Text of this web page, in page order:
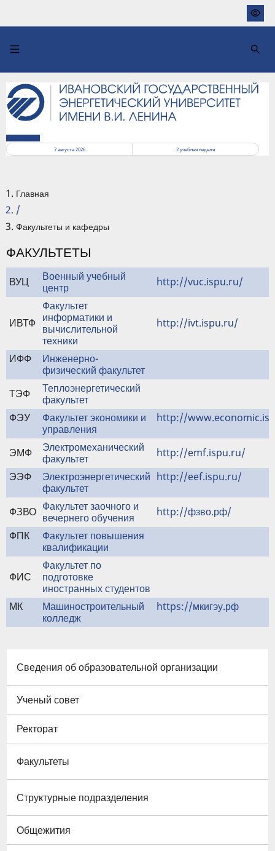
основному
7 августа 2026
2учебная неделя
Главная
/
Факультеты и кафедры
ФАКУЛЬТЕТЫ
ВУЦ
Военный учебный
центр
http://vuc.ispu.ru/
ИВТФ
Факультет
информатики и
вычислительной
техники
http://ivt.ispu.ru/
ИФФ
Инженерно-
физический факультет
ТЭФ
Теплоэнергетический
факультет
ФЭУ
Факультет экономики и
управления
http://
ЭМФ
Электромеханический
факультет
http://emf.ispu.ru/
ЭЭФ
Электроэнергетический
факультет
http://eef.ispu.ru/
ФЗВО Факультет заочного и
вечернего обучения
http://фзво.рф/
ФПК
Факультет повышения
квалификации
ФИС
Факультет по
подготовке
иностранных студентов
МК
Машиностроительный
колледж
https://мкигэу.рф
Сведения об образовательной организации
Ученый совет
Ректорат
Факультеты
Структурные подразделения
Общежития